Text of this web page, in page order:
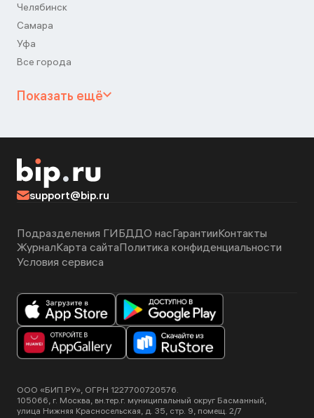
Челябинск
Самара
Уфа
Все города
Показать ещё
support@bip.ru
Подразделения ГИБДДО насГарантииКонтакты
ЖурналКарта сайтаПолитика конфиденциальности
Условия сервиса
ООО «БИП.РУ», ОГРН 1227700720576.
105066, г. Москва, вн.тер.г. муниципальный округ Басманный,
улица Нижняя Красносельская, д. 35, стр. 9, помещ. 2/7